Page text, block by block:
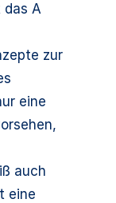
das A
zur
eine
auch
eine